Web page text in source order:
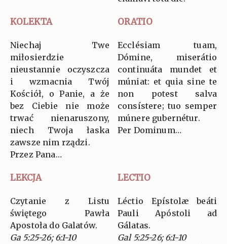
KOLEKTA ORATIO
Niechaj Twe
miłosierdzie
nieustannie oczyszcza
i wzmacnia Twój
Kościół, o Panie, a że
bez Ciebie nie może
trwać nienaruszony,
niech Twoja łaska
zawsze nim rządzi.
Przez Pana…
Ecclésiam tuam,
Dómine, miserátio
continuáta mundet et
múniat: et quia sine te
non potest salva
consístere; tuo semper
múnere gubernétur.
Per Dominum…
LEKCJA LECTIO
Czytanie z Listu
świętego Pawła
Apostoła do Galatów.
Ga 5:25-26; 6:1-10
Léctio Epístolæ beáti
Pauli Apóstoli ad
Gálatas.
Gal 5:25-26; 6:1-10